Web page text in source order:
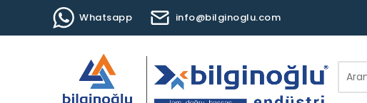
Whatsapp info@bilginoglu.com